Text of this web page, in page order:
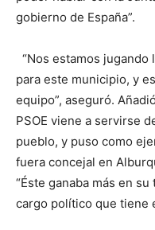
gobierno de España”.
“Nos estamos
para este municipio, y
equipo”, aseguró.
PSOE viene a servirse
pueblo, y puso como
fuera concejal en
“Éste ganaba más en
cargo político que tiene